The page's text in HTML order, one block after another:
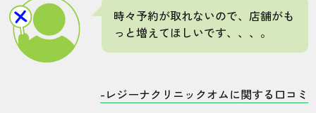
時々予約が取れないので、店舗がも
っと増えてほしいです、、、。
-レジーナクリニックオムに関する口コミ